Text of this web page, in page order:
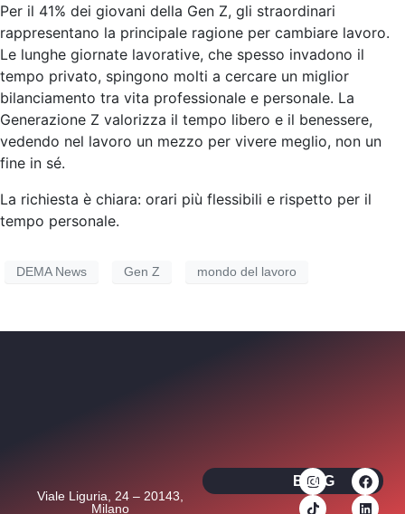
Per il 41% dei giovani della Gen Z, gli straordinari
rappresentano la principale ragione per cambiare lavoro.
Le lunghe giornate lavorative, che spesso invadono il
tempo privato, spingono molti a cercare un miglior
bilanciamento tra vita professionale e personale. La
Generazione Z valorizza il tempo libero e il benessere,
vedendo nel lavoro un mezzo per vivere meglio, non un
fine in sé.
La richiesta è chiara: orari più flessibili e rispetto per il
tempo personale.
DEMA News Gen Z mondo del lavoro
Viale Liguria, 24 – 20143,
Milano
BLOG